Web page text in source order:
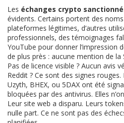
Les échanges crypto
évidents. Certains portent des
plateformes légitimes, d’autres
professionnels, des témoignages
YouTube pour donner l’impression
de plus près : aucune mention de la
Pas de licence visible ? Aucun avis
Reddit ? Ce sont des signes
Uzyth, BHEX, ou 5DAX ont été
bloquées par des antivirus. Elles
Leur site web a disparu. Leurs
nulle part. Ce ne sont pas des